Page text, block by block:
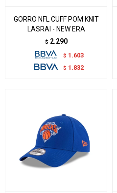
GORRO NFL CUFF POM KNIT
LASRAI - NEW ERA
$ 2.290
$ 1.603
$ 1.832